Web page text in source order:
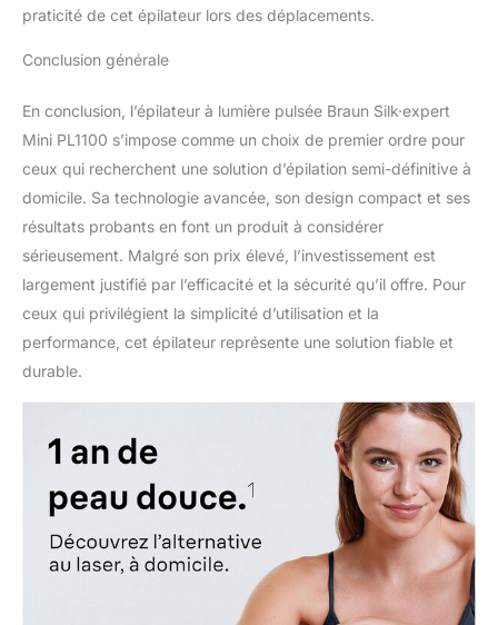
praticité de cet épilateur lors des déplacements.
Conclusion générale
En conclusion, l’épilateur à lumière pulsée Braun Silk·expert
Mini PL1100 s’impose comme un choix de premier ordre pour
ceux qui recherchent une solution d’épilation semi-définitive à
domicile. Sa technologie avancée, son design compact et ses
résultats probants en font un produit à considérer
sérieusement. Malgré son prix élevé, l’investissement est
largement justifié par l’efficacité et la sécurité qu’il offre. Pour
ceux qui privilégient la simplicité d’utilisation et la
performance, cet épilateur représente une solution fiable et
durable.